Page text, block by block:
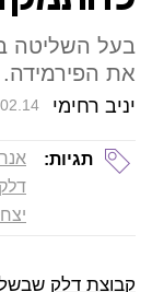
בעל השליטה
את
יניב רחימי
תגיות:
קבוצת דלק